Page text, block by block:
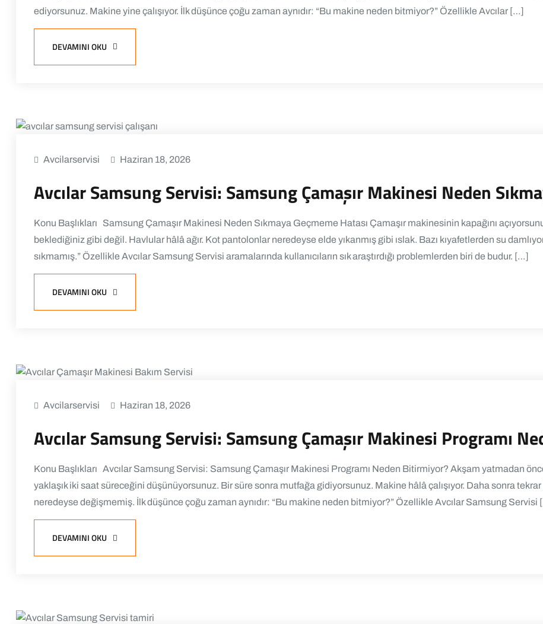
ediyorsunuz. Makine yine çalışıyor. İlk düşünce çoğu zaman aynıdır: “Bu makine neden bitmiyor?” Özellikle Avcılar […]
DEVAMINI OKU
Avcilarservisi Haziran 18, 2026
Avcılar Samsung Servisi: Samsung Çamaşır Makinesi Neden
Konu Başlıkları Samsung Çamaşır Makinesi Neden Sıkmaya Geçmeme Hatası Çamaşır makinesinin kapağını
beklediğiniz gibi değil. Havlular hâlâ ağır. Kot pantolonlar neredeyse elde yıkanmış gibi ıslak. Bazı kıyafetlerden su
sıkmamış.” Özellikle Avcılar Samsung Servisi aramalarında kullanıcıların sık araştırdığı problemlerden biri de budur. […]
DEVAMINI OKU
Avcilarservisi Haziran 18, 2026
Avcılar Samsung Servisi: Samsung Çamaşır Makinesi Programı
Konu Başlıkları Avcılar Samsung Servisi: Samsung Çamaşır Makinesi Programı Neden Bitirmiyor? Akşam yatmadan
yaklaşık iki saat süreceğini düşünüyorsunuz. Bir süre sonra mutfağa gidiyorsunuz. Makine hâlâ çalışıyor. Daha sonra tekrar
neredeyse değişmemiş. İlk düşünce çoğu zaman aynıdır: “Bu makine neden bitmiyor?” Özellikle Avcılar Samsung Servisi
DEVAMINI OKU